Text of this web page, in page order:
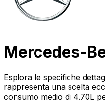
Mercedes-
Esplora le specifiche
rappresenta una scelta
consumo medio di 4.70L